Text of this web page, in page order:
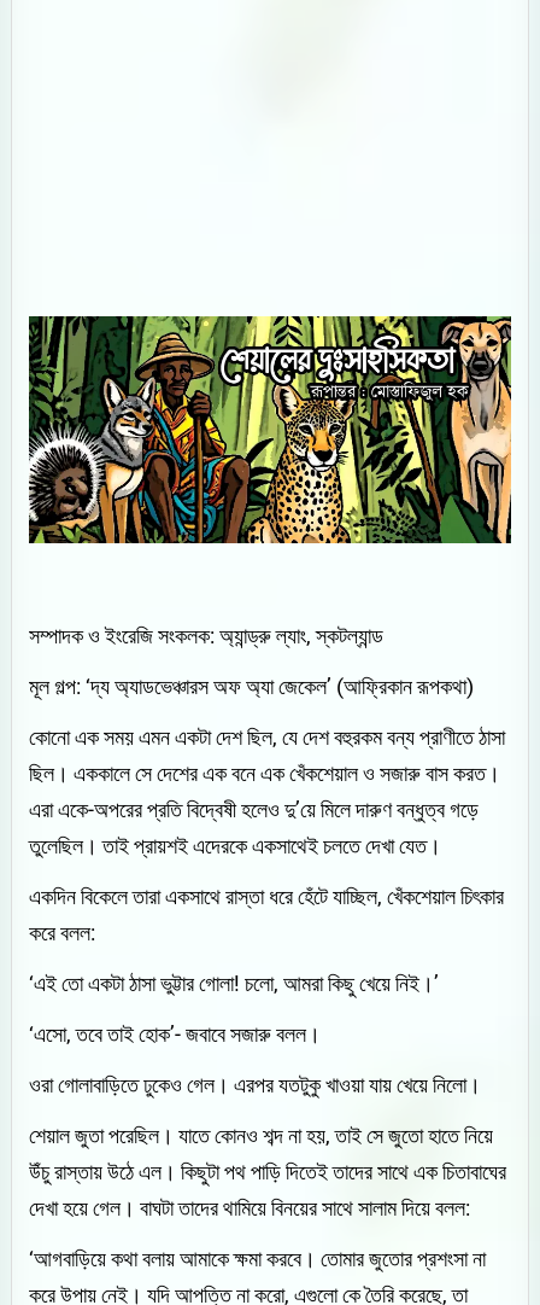
সম্পাদক ও ইংরেজি সংকলক: অ্যান্ড্রু ল্যাং, স্কটল্যান্ড
মূল গল্প: ‘দ্য অ্যাডভেঞ্চারস অফ অ্যা জেকেল’ (আফ্রিকান রূপকথা)
কোনো এক সময় এমন একটা দেশ ছিল, যে দেশ বহুরকম বন্য প্রাণীতে ঠাসা
ছিল। এককালে সে দেশের এক বনে এক খেঁকশেয়াল ও সজারু বাস করত।
এরা একে-অপরের প্রতি বিদ্বেষী হলেও দু’য়ে মিলে দারুণ বন্ধুত্ব গড়ে
তুলেছিল। তাই প্রায়শই এদেরকে একসাথেই চলতে দেখা যেত।
একদিন বিকেলে তারা একসাথে রাস্তা ধরে হেঁটে যাচ্ছিল, খেঁকশেয়াল চিৎকার
করে বলল:
‘এই তো একটা ঠাসা ভুট্টার গোলা! চলো, আমরা কিছু খেয়ে নিই।’
‘এসো, তবে তাই হোক’- জবাবে সজারু বলল।
ওরা গোলাবাড়িতে ঢুকেও গেল। এরপর যতটুকু খাওয়া যায় খেয়ে নিলো।
শেয়াল জুতা পরেছিল। যাতে কোনও শব্দ না হয়, তাই সে জুতো হাতে নিয়ে
উঁচু রাস্তায় উঠে এল। কিছুটা পথ পাড়ি দিতেই তাদের সাথে এক চিতাবাঘের
দেখা হয়ে গেল। বাঘটা তাদের থামিয়ে বিনয়ের সাথে সালাম দিয়ে বলল:
‘আগবাড়িয়ে কথা বলায় আমাকে ক্ষমা করবে। তোমার জুতোর প্রশংসা না
করে উপায় নেই। যদি আপত্তি না করো, এগুলো কে তৈরি করেছে, তা